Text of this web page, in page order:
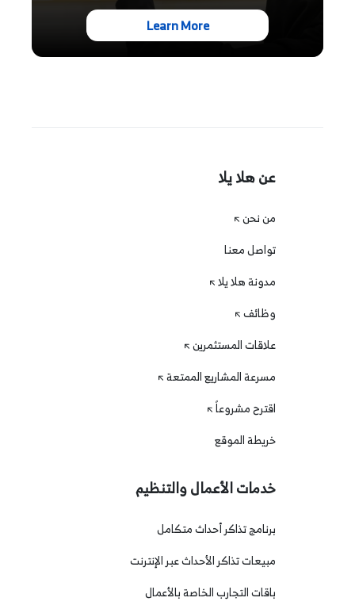
Learn More
عن هلا يلا
من نحن
تواصل معنا
مدونة هلا يلا
وظائف
علاقات المستثمرين
مسرعة المشاريع الممتعة
اقترح مشروعاً
خريطة الموقع
خدمات الأعمال والتنظيم
برنامج تذاكر أحداث متكامل
مبيعات تذاكر الأحداث عبر الإنترنت
باقات التجارب الخاصة بالأعمال